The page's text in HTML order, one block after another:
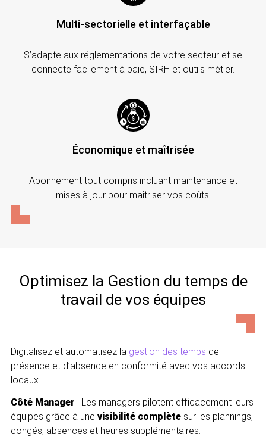
Multi-sectorielle et interfaçable
S’adapte aux réglementations de votre secteur et se
connecte facilement à paie, SIRH et outils métier.
Économique et maîtrisée
Abonnement tout compris incluant maintenance et
mises à jour pour maîtriser vos coûts.
Optimisez la Gestion du temps de
travail de vos équipes
Digitalisez et automatisez la gestion des temps de
présence et d’absence en conformité avec vos accords
locaux.
Côté Manager : Les managers pilotent efficacement leurs
équipes grâce à une visibilité complète sur les plannings,
congés, absences et heures supplémentaires.